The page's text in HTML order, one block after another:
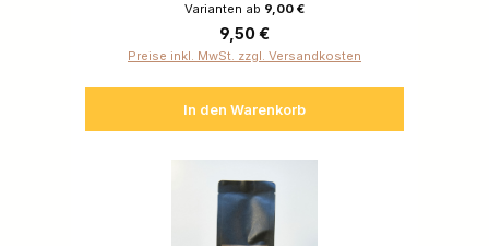
Varianten ab 9,00 €
Regulärer Preis:
9,50 €
Preise inkl. MwSt. zzgl. Versandkosten
In den Warenkorb